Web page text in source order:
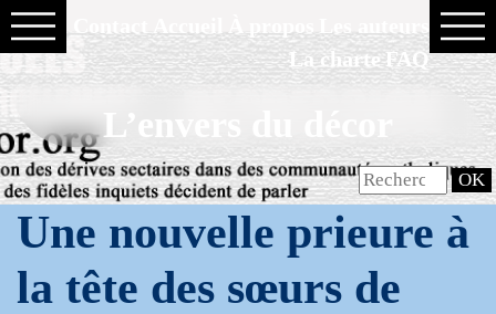
La charte FAQ
L’envers du décor
Une nouvelle prieure à
la tête des sœurs de